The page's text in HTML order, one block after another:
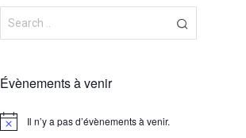
Évènements à venir
Notice Il n’y a pas d’évènements à venir.